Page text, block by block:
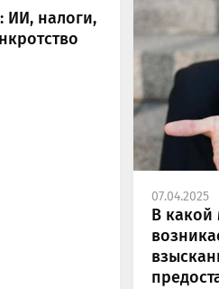
налоги,
07.04.2025
В какой
вы